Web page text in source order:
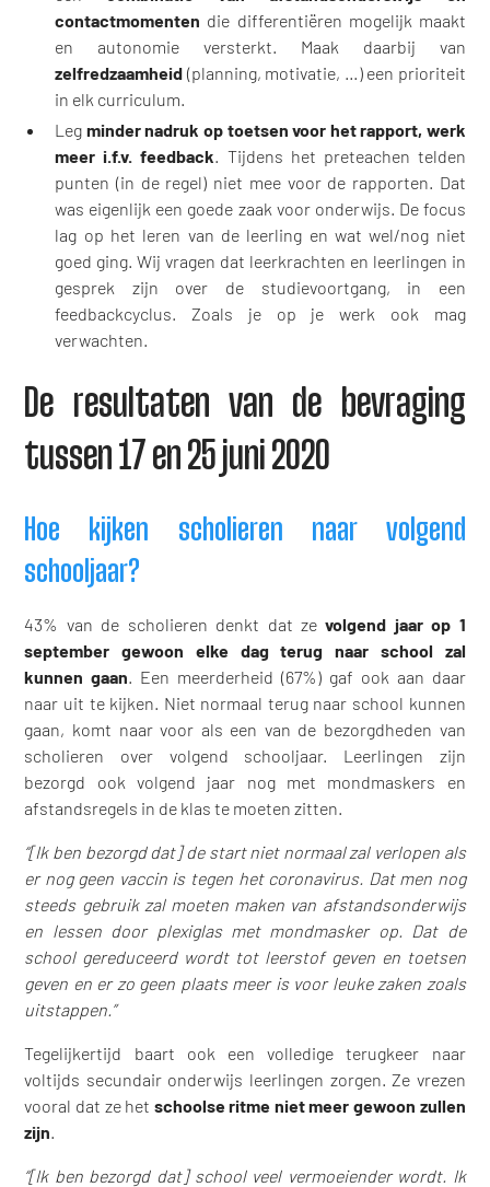
contactmomenten die differentiëren mogelijk maakt
en autonomie versterkt. Maak daarbij van
zelfredzaamheid (planning, motivatie, …) een prioriteit
in elk curriculum.
Leg minder nadruk op toetsen voor het rapport, werk
meer i.f.v. feedback . Tijdens het preteachen telden
punten (in de regel) niet mee voor de rapporten. Dat
was eigenlijk een goede zaak voor onderwijs. De focus
lag op het leren van de leerling en wat wel/nog niet
goed ging. Wij vragen dat leerkrachten en leerlingen in
gesprek zijn over de studievoortgang, in een
feedbackcyclus. Zoals je op je werk ook mag
verwachten.
De resultaten van de bevraging
tussen 17 en 25 juni 2020
Hoe kijken scholieren naar volgend
schooljaar?
43% van de scholieren denkt dat zevolgend jaar op 1
september gewoon elke dag terug naar school zal
kunnen gaan . Een meerderheid (67%) gaf ook aan daar
naar uit te kijken. Niet normaal terug naar school kunnen
gaan, komt naar voor als een van de bezorgdheden van
scholieren over volgend schooljaar. Leerlingen zijn
bezorgd ook volgend jaar nog met mondmaskers en
afstandsregels in de klas te moeten zitten.
“[Ik ben bezorgd dat] de start niet normaal zal verlopen als
er nog geen vaccin is tegen het coronavirus. Dat men nog
steeds gebruik zal moeten maken van afstandsonderwijs
en lessen door plexiglas met mondmasker op. Dat de
school gereduceerd wordt tot leerstof geven en toetsen
geven en er zo geen plaats meer is voor leuke zaken zoals
uitstappen.”
Tegelijkertijd baart ook een volledige terugkeer naar
voltijds secundair onderwijs leerlingen zorgen. Ze vrezen
vooral dat ze het schoolse ritme niet meer gewoon zullen
zijn
“[Ik ben bezorgd dat] school veel vermoeiender wordt. Ik